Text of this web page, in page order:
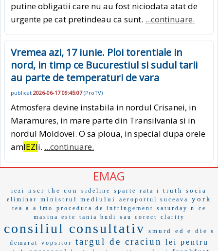
putine obligatii care nu au fost niciodata atat de
urgente pe cat pretindeau ca sunt. ...continuare.
Vremea azi, 17 iunie. Ploi torentiale in
nord, in timp ce Bucurestiul si sudul tarii
au parte de temperaturi de vara
publicat 2026-06-17 09:45:07(ProTV)
Atmosfera devine instabila in nordul Crisanei, in
Maramures, in mare parte din Transilvania si in
nordul Moldovei. O sa ploua, in special dupa orele
amIEZIi. ...continuare.
EMAG
iezi nscr the con sideline sparte rata i truth socia
eliminar ministrul mediului aeroportul suceava york
tea a a imo procedura de infringement saturday n
ce
masina este
tania budi sau corect clarity
consiliul consultativ smurd ed e die s
demarat vopsitor targul de craciun lei pentru